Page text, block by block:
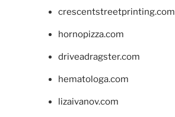
crescentstreetprinting.com
hornopizza.com
driveadragster.com
hematologa.com
lizaivanov.com